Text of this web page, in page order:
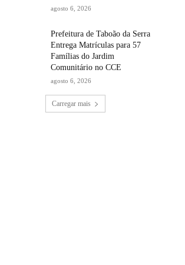
agosto 6, 2026
Prefeitura de Taboão da Serra
Entrega Matrículas para 57
Famílias do Jardim
Comunitário no CCE
agosto 6, 2026
Carregar mais